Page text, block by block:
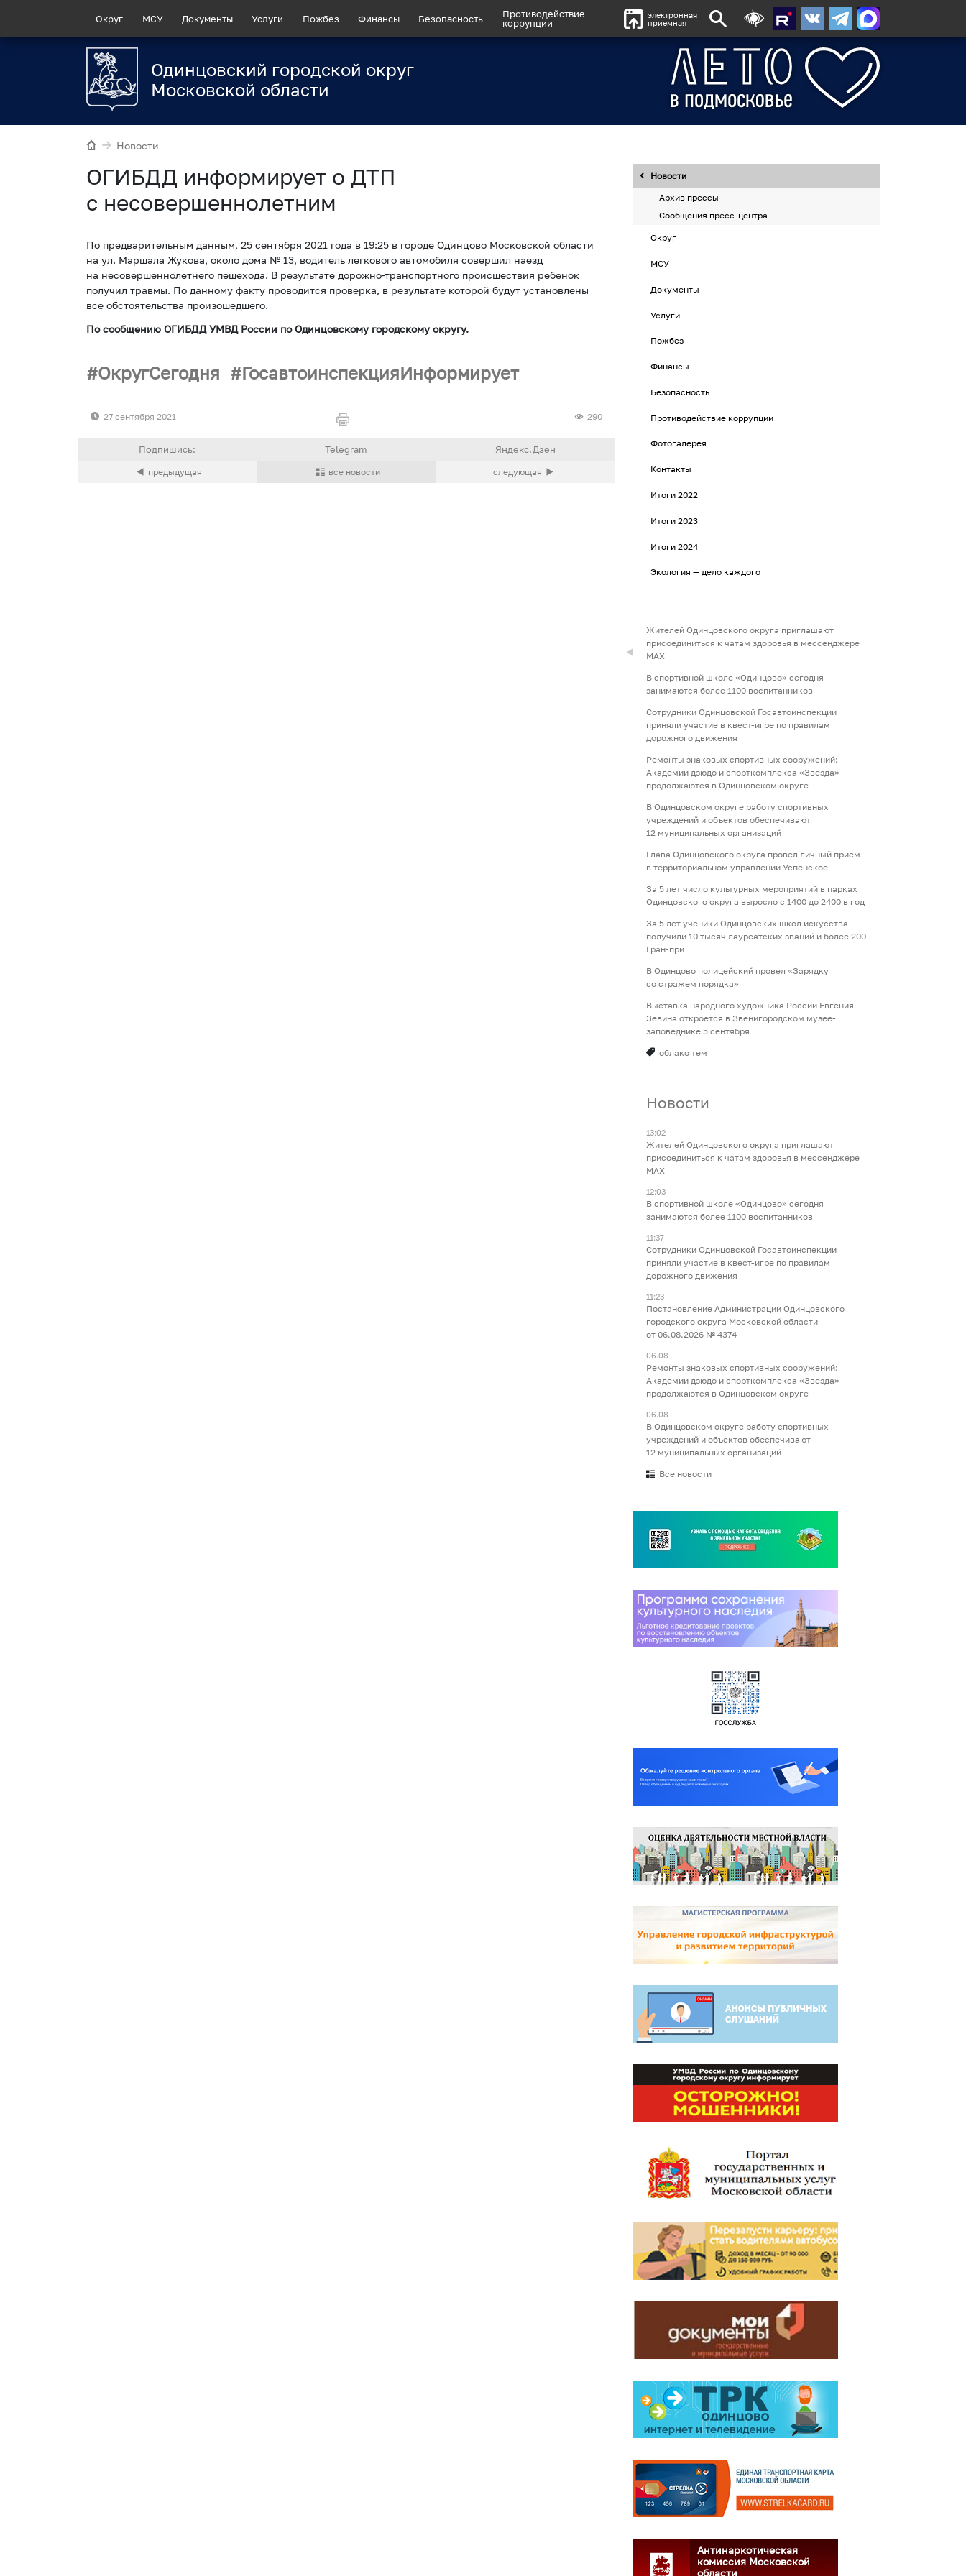
Округ МСУ Документы Услуги Пожбез Финансы Безопасность
Противодействие
коррупции
электронная
приемная
Одинцовский городской округ
Московской области
Новости
ОГИБДД информирует о ДТП
с несовершеннолетним
По предварительным данным, 25 сентября 2021 года в 19:25 в городе Одинцово Московской области
на ул. Маршала Жукова, около дома № 13, водитель легкового автомобиля совершил наезд
на несовершеннолетнего пешехода. В результате дорожно-транспортного происшествия ребенок
получил травмы. По данному факту проводится проверка, в результате которой будут установлены
все обстоятельства произошедшего.
По сообщению ОГИБДД УМВД России по Одинцовскому городскому округу.
ОкругСегодня ГосавтоинспекцияИнформирует
27 сентября 2021 290
Новости
Архив прессы
Сообщения пресс-центра
Округ
МСУ
Документы
Услуги
Пожбез
Финансы
Безопасность
Противодействие коррупции
Фотогалерея
Контакты
Итоги 2022
Итоги 2023
Итоги 2024
Экология — дело каждого
Жителей Одинцовского округа приглашают
присоединиться к чатам здоровья в мессенджере
МАХ
В спортивной школе «Одинцово» сегодня
занимаются более 1100 воспитанников
Сотрудники Одинцовской Госавтоинспекции
приняли участие в квест-игре по правилам
дорожного движения
Ремонты знаковых спортивных сооружений:
Академии дзюдо и спорткомплекса «Звезда»
продолжаются в Одинцовском округе
В Одинцовском округе работу спортивных
учреждений и объектов обеспечивают
12 муниципальных организаций
Глава Одинцовского округа провел личный прием
в территориальном управлении Успенское
За 5 лет число культурных мероприятий в парках
Одинцовского округа выросло с 1400 до 2400 в год
За 5 лет ученики Одинцовских школ искусства
получили 10 тысяч лауреатских званий и более 200
Гран-при
В Одинцово полицейский провел «Зарядку
со стражем порядка»
Выставка народного художника России Евгения
Зевина откроется в Звенигородском музее-
заповеднике 5 сентября
облако тем
Новости
13:02
Жителей Одинцовского округа приглашают
присоединиться к чатам здоровья в мессенджере
МАХ
12:03
В спортивной школе «Одинцово» сегодня
занимаются более 1100 воспитанников
11:37
Сотрудники Одинцовской Госавтоинспекции
приняли участие в квест-игре по правилам
дорожного движения
11:23
Постановление Администрации Одинцовского
городского округа Московской области
от 06.08.2026 № 4374
06.08
Ремонты знаковых спортивных сооружений:
Академии дзюдо и спорткомплекса «Звезда»
продолжаются в Одинцовском округе
06.08
В Одинцовском округе работу спортивных
учреждений и объектов обеспечивают
12 муниципальных организаций
Все новости
Антинаркотическая
комиссия Московской
области